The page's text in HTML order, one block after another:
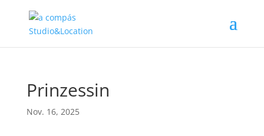
Prinzessin
Nov. 16, 2025